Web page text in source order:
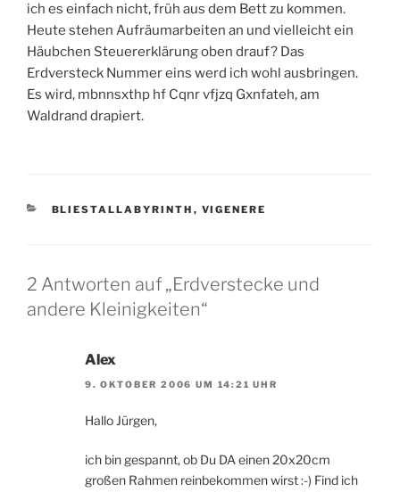
ich es einfach nicht, früh aus dem Bett zu kommen.
Heute stehen Aufräumarbeiten an und vielleicht ein
Häubchen Steuererklärung oben drauf? Das
Erdversteck Nummer eins werd ich wohl ausbringen.
Es wird, mbnnsxthp hf Cqnr vfjzq Gxnfateh, am
Waldrand drapiert.
KATEGORIEN
BLIESTALLABYRINTH , VIGENERE
2 Antworten auf „Erdverstecke und
andere Kleinigkeiten“
Alex
9. OKTOBER 2006 UM 14:21 UHR
Hallo Jürgen,
ich bin gespannt, ob Du DA einen 20x20cm
großen Rahmen reinbekommen wirst :-) Find ich